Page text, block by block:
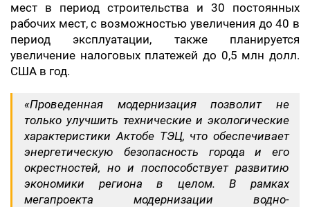
мест в период строительства и 30 постоянных
рабочих мест, с возможностью увеличения до 40 в
период эксплуатации, также планируется
увеличение налоговых платежей до 0,5 млн долл.
США в год.
«Проведенная модернизация позволит не
только улучшить технические и экологические
характеристики Актобе ТЭЦ, что обеспечивает
энергетическую безопасность города и его
окрестностей, но и поспособствует развитию
экономики региона в целом. В рамках
мегапроекта модернизации водно-